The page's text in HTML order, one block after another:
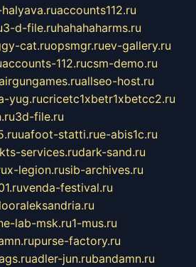
accounts112.ru
3-d-file.ruhahahaharms.ru
cat.ruopsmgr.ruev-gallery.ru
accounts-112.rucsm-demo.ru
allseo-host.ru
yug.rucricetc1xbetr1xbetcc2.ru
3d-file.ru
uafoot-statti.rue-abis1c.ru
kts-services.rudark-sand.ru
x-legion.rusib-archives.ru
venda-festival.ru
lab-msk.ru1-mus.ru
purse-factory.ru
adler-jun.rubandamn.ru